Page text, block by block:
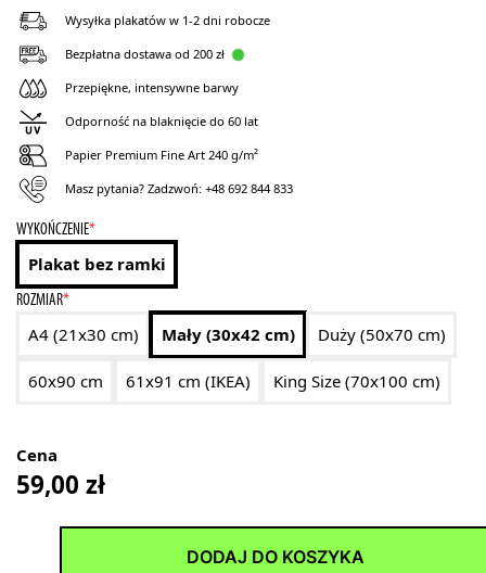
Wysyłka plakatów w 1-2 dni robocze
Bezpłatna dostawa od 200 zł
Przepiękne, intensywne barwy
Odporność na blaknięcie do 60 lat
Papier Premium Fine Art 240 g/m²
Masz pytania? Zadzwoń: +48 692 844 833
*
WYKOŃCZENIE
Plakat bez ramki
*
ROZMIAR
A4 (21x30 cm) Mały (30x42 cm) Duży (50x70 cm)
60x90 cm 61x91 cm (IKEA) King Size (70x100 cm)
Cena
59,00 zł
DODAJ DO KOSZYKA